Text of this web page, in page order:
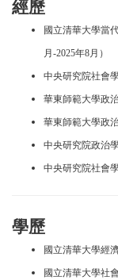
經歷
國立清華大學當
月-2025年8月）
中央研究院社會
華東師範大學政
華東師範大學政
中央研究院政治
中央研究院社會
學歷
國立清華大學經
國立清華大學社